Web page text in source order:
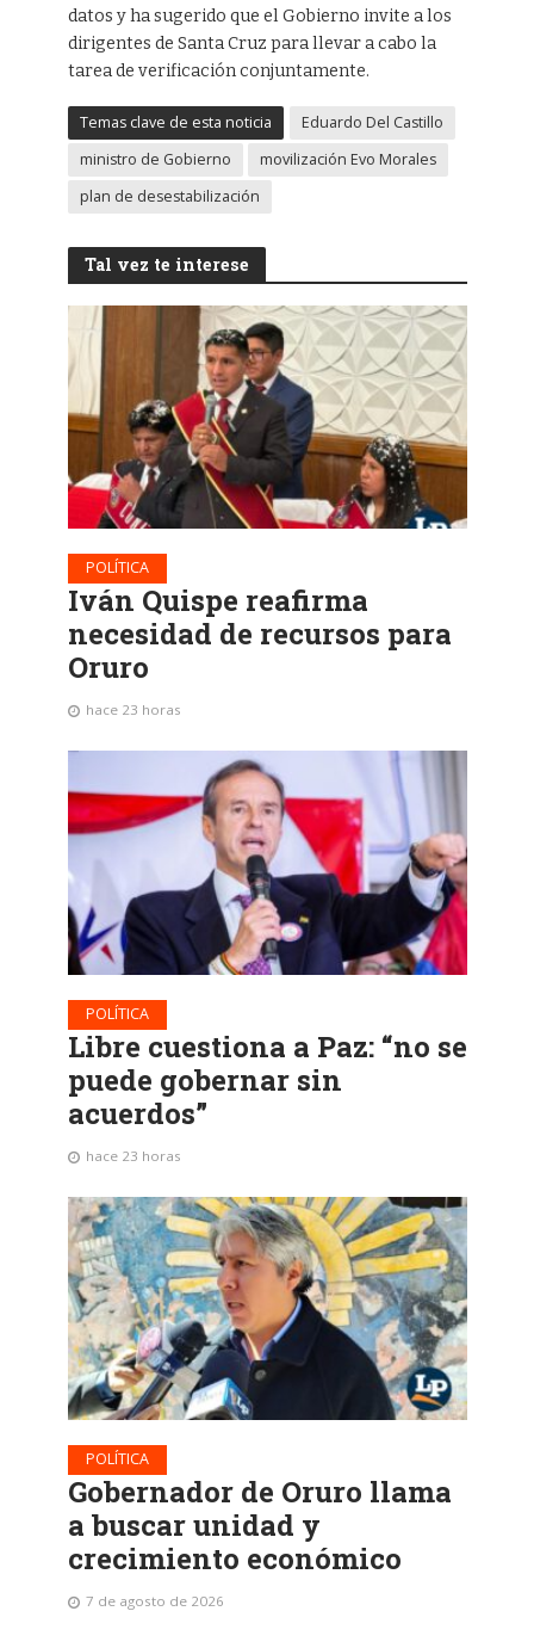
datos y ha sugerido que el Gobierno invite a los
dirigentes de Santa Cruz para llevar a cabo la
tarea de verificación conjuntamente.
Temas clave de esta noticia
Eduardo Del Castillo
ministro de Gobierno
movilización Evo Morales
plan de desestabilización
Tal vez te interese
POLÍTICA
Iván Quispe reafirma
necesidad de recursos para
Oruro
hace 23 horas
POLÍTICA
Libre cuestiona a Paz: “no se
puede gobernar sin
acuerdos”
hace 23 horas
POLÍTICA
Gobernador de Oruro llama
a buscar unidad y
crecimiento económico
7 de agosto de 2026